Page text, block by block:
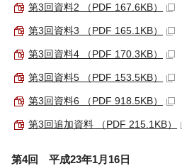
第3回資料2 （PDF 167.6KB）
第3回資料3 （PDF 165.1KB）
第3回資料4 （PDF 170.3KB）
第3回資料5 （PDF 153.5KB）
第3回資料6 （PDF 918.5KB）
第3回追加資料 （PDF 215.1KB）
第4回 平成23年1月16日